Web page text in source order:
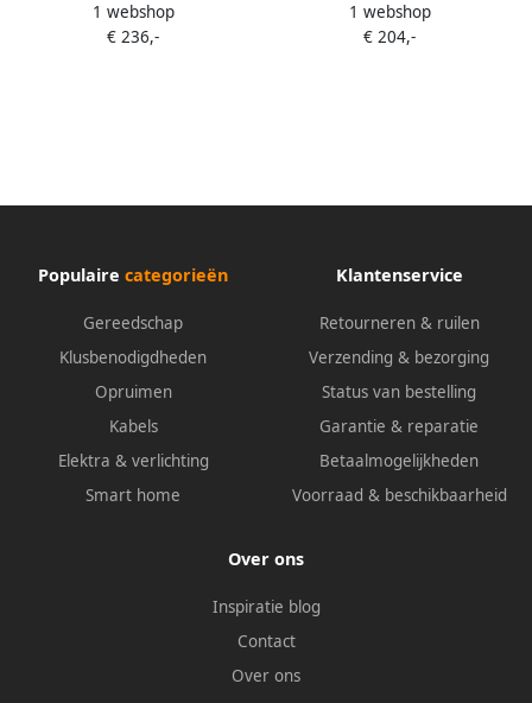
1 webshop
€ 236,-
1 webshop
€ 204,-
Populaire categorieën
Gereedschap
Klusbenodigdheden
Opruimen
Kabels
Elektra & verlichting
Smart home
Klantenservice
Retourneren & ruilen
Verzending & bezorging
Status van bestelling
Garantie & reparatie
Betaalmogelijkheden
Voorraad & beschikbaarheid
Over ons
Inspiratie blog
Contact
Over ons